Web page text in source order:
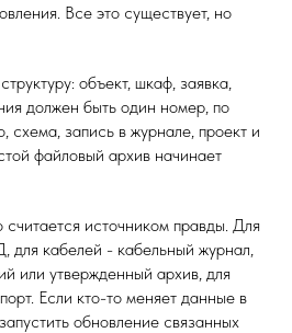
Все это существует, но
объект, шкаф, заявка,
должен быть один номер, по
схема, запись в журнале, проект и
файловый архив начинает
источником правды. Для
для кабелей - кабельный журнал,
или утвержденный архив, для
Если кто-то меняет данные в
обновление связанных